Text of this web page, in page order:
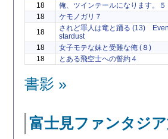
18
俺、ツインテールになります。５
18
ケモノガリ７
18
されど罪人は竜と踊る (13)
stardust
18
女子モテな妹と受難な俺 (８)
18
とある飛空士への誓約４
書影 »
富士見ファンタジ